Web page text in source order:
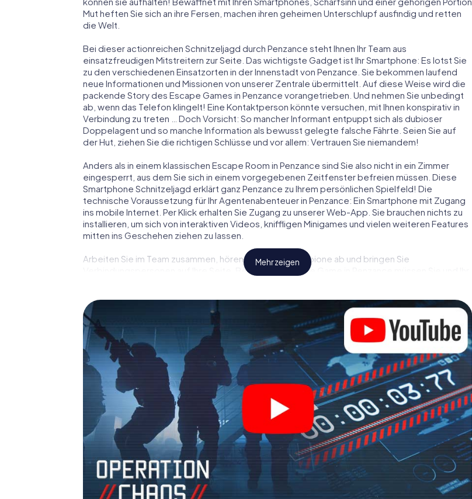
Mut heften Sie sich an ihre Fersen, machen ihren geheimen Unterschlupf ausfindig und retten
die Welt.
Bei dieser actionreichen Schnitzeljagd durch Penzance steht Ihnen Ihr Team aus
einsatzfreudigen Mitstreitern zur Seite. Das wichtigste Gadget ist Ihr Smartphone: Es lotst Sie
zu den verschiedenen Einsatzorten in der Innenstadt von Penzance. Sie bekommen laufend
neue Informationen und Missionen von unserer Zentrale übermittelt. Auf diese Weise wird die
packende Story des Escape Games in Penzance vorangetrieben. Und nehmen Sie unbedingt
ab, wenn das Telefon klingelt! Eine Kontaktperson könnte versuchen, mit Ihnen konspirativ in
Verbindung zu treten … Doch Vorsicht: So mancher Informant entpuppt sich als dubioser
Doppelagent und so manche Information als bewusst gelegte falsche Fährte. Seien Sie auf
der Hut, ziehen Sie die richtigen Schlüsse und vor allem: Vertrauen Sie niemandem!
Anders als in einem klassischen Escape Room in Penzance sind Sie also nicht in ein Zimmer
eingesperrt, aus dem Sie sich in einem vorgegebenen Zeitfenster befreien müssen. Diese
Smartphone Schnitzeljagd erklärt ganz Penzance zu Ihrem persönlichen Spielfeld! Die
technische Voraussetzung für Ihr Agentenabenteuer in Penzance: Ein Smartphone mit Zugang
ins mobile Internet. Per Klick erhalten Sie Zugang zu unserer Web-App. Sie brauchen nichts zu
installieren, um sich von interaktiven Videos, kniffligen Minigames und vielen weiteren Features
mitten ins Geschehen ziehen zu lassen.
Arbeiten Sie im Team zusammen, hören Sie feindliche Spione ab und bringen Sie
Verbindungspersonen auf Ihre Seite. Bei diesem Escape Game in Penzance müssen Sie und Ihr
Team im Highscore von Penzance und erhalten Zugang zu Ihrer ganz persönlichen Bildergalerie.
Das myCityHunt Escape Game macht Penzance zu Ihrem ganz persönlichen Erlebnisspielplatz.
Holen Sie sich Ihre Tickets in die Welt der Spionage und Geheimagenten und verwandeln Sie
Penzance in einen Outdoor Escape Room!
Mehr zeigen